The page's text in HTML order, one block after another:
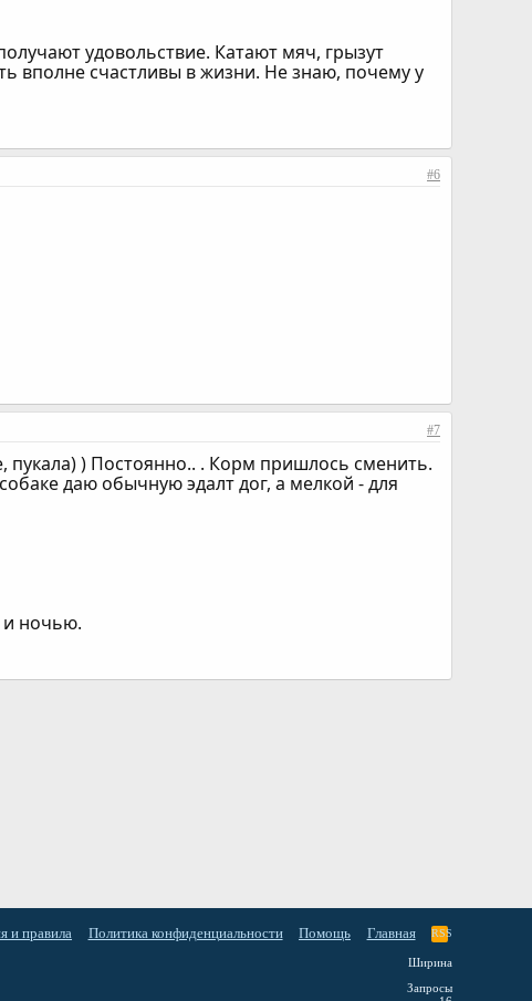
удовольствие. Катают мяч, грызут
вполне счастливы в жизни. Не знаю, почему у
#6
#7
пукала) ) Постоянно.. . Корм пришлось сменить.
даю обычную эдалт дог, а мелкой - для
и ночью.
и правила Политика конфиденциальности Помощь Главная RSS
Ширина
Запросы